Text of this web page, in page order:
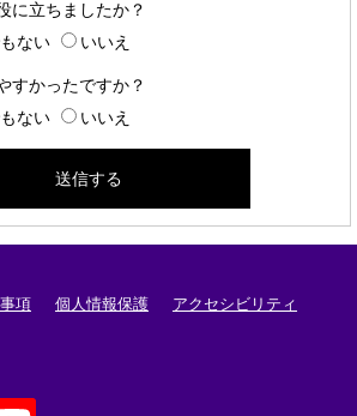
に立ちましたか？
ない いいえ
すかったですか？
ない いいえ
項 個人情報保護 アクセシビリティ